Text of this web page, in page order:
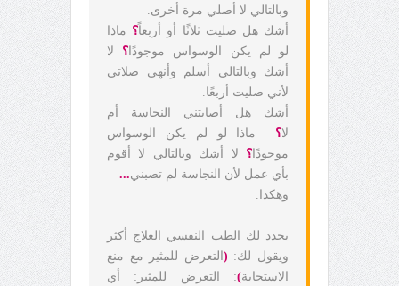
وبالتالي لا أصلي مرة أخرى.
أشك هل صليت ثلاثًا أو أربعاً؟ ماذا
لو لم يكن الوسواس موجودًا ؟ لا
أشك وبالتالي أسلم وأنهي صلاتي
لأني صليت أربعًا.
أشك هل أصابتني النجاسة أم
لا؟ ماذا لو لم يكن الوسواس
موجودًا ؟ لا أشك وبالتالي لا أقوم
بأي عمل لأن النجاسة لم تصبني...
وهكذا.
يحدد لك الطب النفسي العلاج أكثر
ويقول لك: ( التعرض للمثير مع منع
الاستجابة): التعرض للمثير: أي